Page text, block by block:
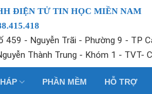
ĐIỆN TỬ TIN HỌC MIỀN NAM
459 - Nguyễn Trãi - Phường 9 - TP
Thành Trung - Khóm 1 - TVT-
PHẦN MỀM HỖ TRỢ